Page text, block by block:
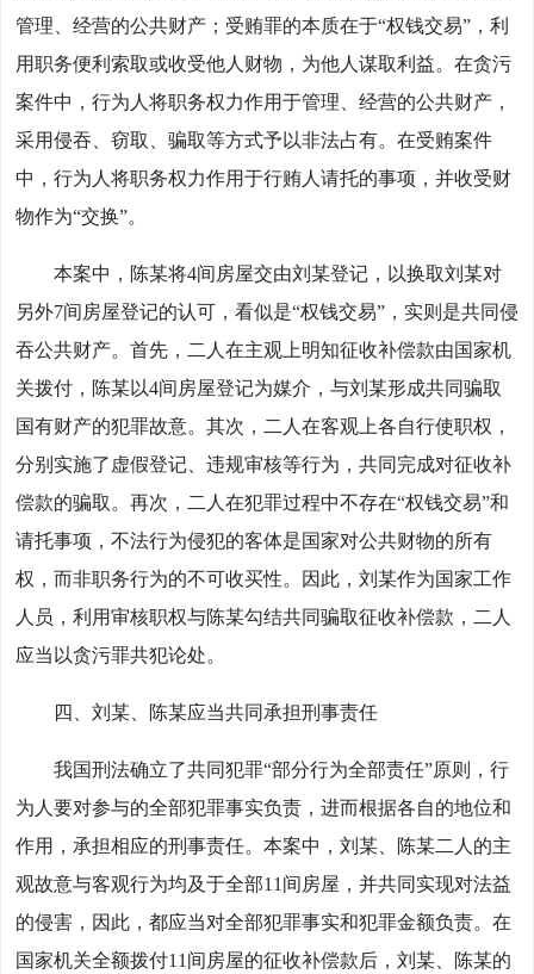
管理、经营的公共财产；受贿罪的本质在于“权钱交易”，利
用职务便利索取或收受他人财物，为他人谋取利益。在贪污
案件中，行为人将职务权力作用于管理、经营的公共财产，
采用侵吞、窃取、骗取等方式予以非法占有。在受贿案件
中，行为人将职务权力作用于行贿人请托的事项，并收受财
物作为“交换”。
本案中，陈某将4间房屋交由刘某登记，以换取刘某对
另外7间房屋登记的认可，看似是“权钱交易”，实则是共同侵
吞公共财产。首先，二人在主观上明知征收补偿款由国家机
关拨付，陈某以4间房屋登记为媒介，与刘某形成共同骗取
国有财产的犯罪故意。其次，二人在客观上各自行使职权，
分别实施了虚假登记、违规审核等行为，共同完成对征收补
偿款的骗取。再次，二人在犯罪过程中不存在“权钱交易”和
请托事项，不法行为侵犯的客体是国家对公共财物的所有
权，而非职务行为的不可收买性。因此，刘某作为国家工作
人员，利用审核职权与陈某勾结共同骗取征收补偿款，二人
应当以贪污罪共犯论处。
四、刘某、陈某应当共同承担刑事责任
我国刑法确立了共同犯罪“部分行为全部责任”原则，行
为人要对参与的全部犯罪事实负责，进而根据各自的地位和
作用，承担相应的刑事责任。本案中，刘某、陈某二人的主
观故意与客观行为均及于全部11间房屋，并共同实现对法益
的侵害，因此，都应当对全部犯罪事实和犯罪金额负责。在
国家机关全额拨付11间房屋的征收补偿款后，刘某、陈某的